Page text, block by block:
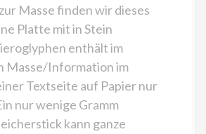
Masse finden wir dieses
Platte mit in Stein
enthält im
Masse/Information im
Textseite auf Papier nur
nur wenige Gramm
kann ganze